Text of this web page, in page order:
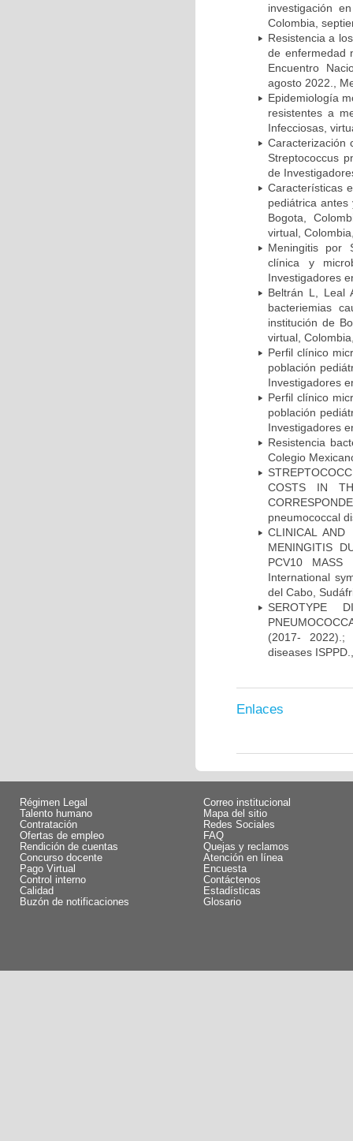
investigación
Colombia,
Resistencia a
de enfermedad
Encuentro
agosto 2022.,
Epidemiología
resistentes a
Infecciosas,
Caracterización
Streptococcus
de
Características
pediátrica
Bogota,
virtual,
Meningitis por
clínica y
Investigadores
Beltrán L, Leal
bacteriemias
institución de
virtual,
Perfil clínico
población
Investigadores
Perfil clínico
población
Investigadores
Resistencia
Colegio
COSTS IN
pneumococcal
CLINICAL AND
MENINGITIS
PCV10 MASS
International
del Cabo,
SEROTYPE
(2017- 2022).;
diseases
Enlaces
Régimen Legal
Talento humano
Contratación
Ofertas de empleo
Rendición de cuentas
Concurso docente
Pago Virtual
Control interno
Calidad
Buzón de notificaciones
Correo institucional
Mapa del sitio
Redes Sociales
FAQ
Quejas y reclamos
Atención en línea
Encuesta
Contáctenos
Estadísticas
Glosario